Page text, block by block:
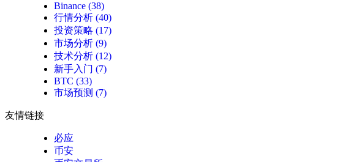
Binance (38)
行情分析 (40)
投资策略 (17)
市场分析 (9)
技术分析 (12)
新手入门 (7)
BTC (33)
市场预测 (7)
友情链接
必应
币安